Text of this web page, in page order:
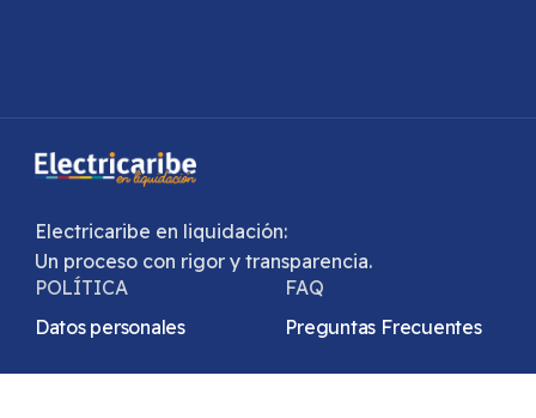
Electricaribe en liquidación:
Un proceso con rigor y transparencia.
POLÍTICA
Datos personales
FAQ
Preguntas Frecuentes